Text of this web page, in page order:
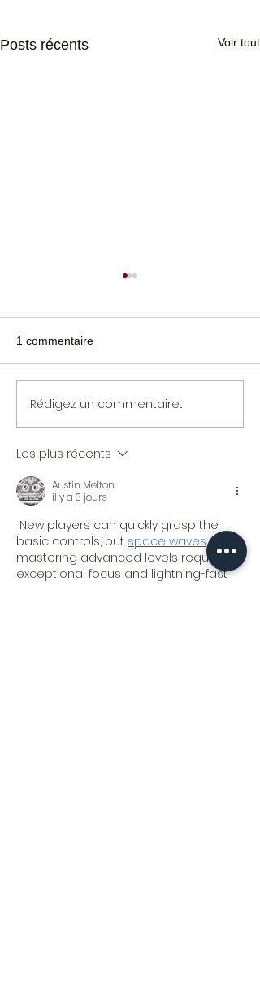
Posts récents Voir tout
OSVALDE LEWAT
1 commentaire
Rédigez un commentaire...
Les plus récents
Austin Melton
il y a 3 jours
New players can quickly grasp the
basic controls, but space waves
mastering advanced levels requires
exceptional focus and lightning-fast